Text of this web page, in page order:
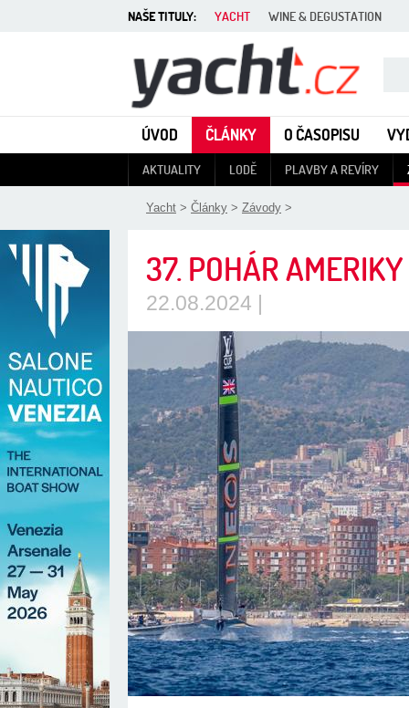
Yacht - Časopis o lodích
ÚVOD ČLÁNKY O ČASOPISU
AKTUALITY LODĚ PLAVBY A REVÍRY
Yacht > Články > Závody >
37. POHÁR AMERIKY
22.08.2024 |
NAŠE TITULY: YACHT WINE & DEGUSTATION